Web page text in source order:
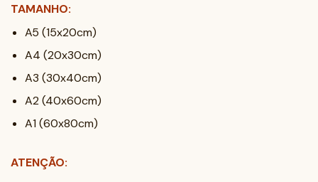
TAMANHO:
A5 (15x20cm)
A4 (20x30cm)
A3 (30x40cm)
A2 (40x60cm)
A1 (60x80cm)
ATENÇÃO: